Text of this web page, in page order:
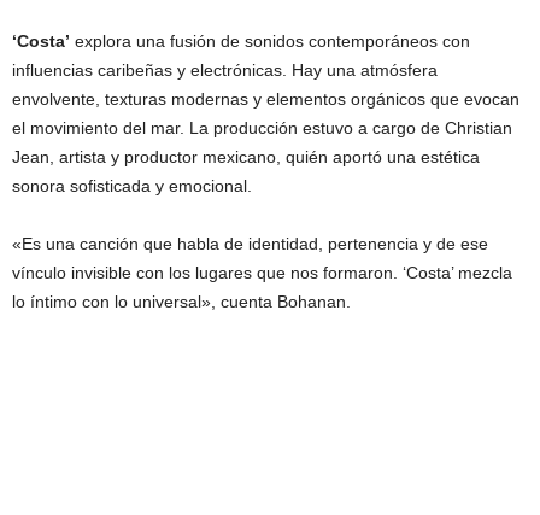
‘Costa’ explora una fusión de sonidos contemporáneos con
influencias caribeñas y electrónicas. Hay una atmósfera
envolvente, texturas modernas y elementos orgánicos que evocan
el movimiento del mar. La producción estuvo a cargo de Christian
Jean, artista y productor mexicano, quién aportó una estética
sonora sofisticada y emocional.
«Es una canción que habla de identidad, pertenencia y de ese
vínculo invisible con los lugares que nos formaron. ‘Costa’ mezcla
lo íntimo con lo universal», cuenta Bohanan.